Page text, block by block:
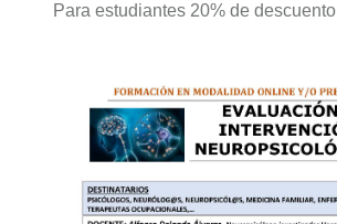
Para estudiantes 20% de descuento